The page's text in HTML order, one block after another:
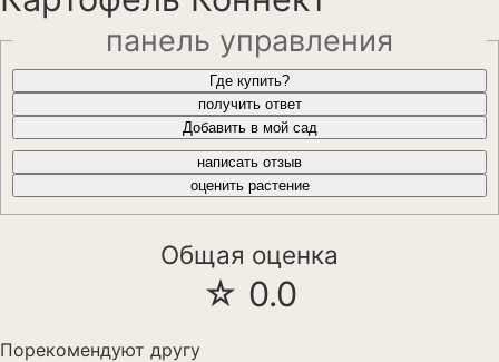
Анемона
Бархатцы
Гейхера
Гладиолус
панель управления
Где купить?
получить ответ
Добавить в мой сад
написать отзыв
оценить растение
Общая оценка
☆ 0.0
Порекомендуют другу